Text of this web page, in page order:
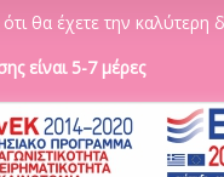
θα έχετε την καλύτερη
είναι 5-7 μέρες